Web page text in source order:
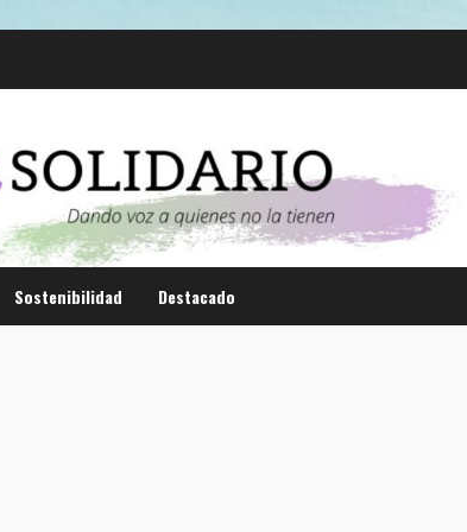
Sostenibilidad Destacado